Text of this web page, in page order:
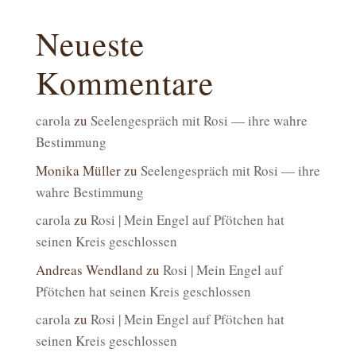
Neueste
Kommentare
carolazu Seelengespräch mit Rosi — ihre wahre
Bestimmung
Monika Müllerzu Seelengespräch mit Rosi — ihre
wahre Bestimmung
carolazu Rosi | Mein Engel auf Pfötchen hat
seinen Kreis geschlossen
Andreas Wendland zu Rosi | Mein Engel auf
Pfötchen hat seinen Kreis geschlossen
carolazu Rosi | Mein Engel auf Pfötchen hat
seinen Kreis geschlossen